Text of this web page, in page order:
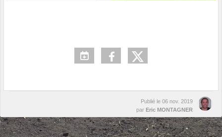
Publié le 06 nov. 2019
par Eric MONTAGNER